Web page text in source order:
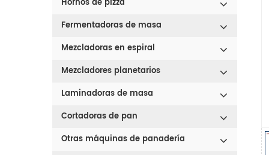
Hornos de pizza
Fermentadoras de masa
Mezcladoras en espiral
Mezcladores planetarios
Laminadoras de masa
Cortadoras de pan
Otras máquinas de panadería